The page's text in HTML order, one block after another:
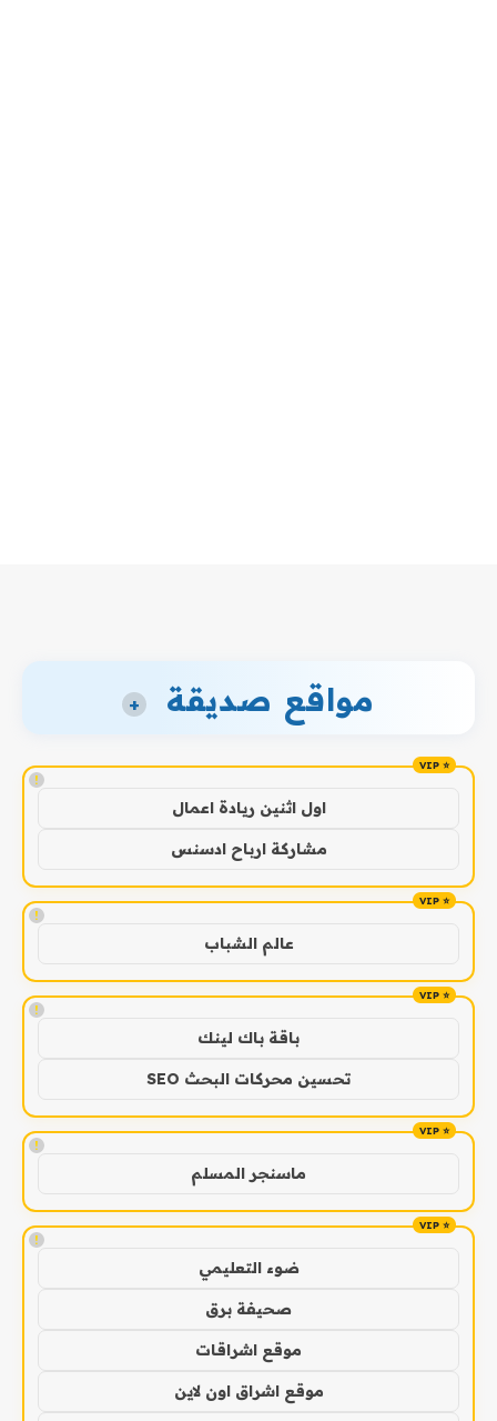
مواقع صديقة +
!
اول اثنين ريادة اعمال
مشاركة ارباح ادسنس
!
عالم الشباب
!
باقة باك لينك
تحسين محركات البحث SEO
!
ماسنجر المسلم
!
ضوء التعليمي
صحيفة برق
موقع اشراقات
موقع اشراق اون لاين